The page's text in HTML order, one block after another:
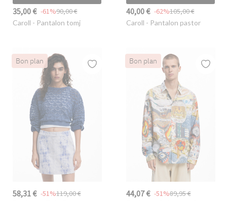
35,00 € 90,00 €
-61%
Caroll - Pantalon tomj
40,00 € 105,00 €
-62%
Caroll - Pantalon pastor
Bon plan
58,31 € 119,00 €
-51%
Bon plan
44,07 € 89,95 €
-51%